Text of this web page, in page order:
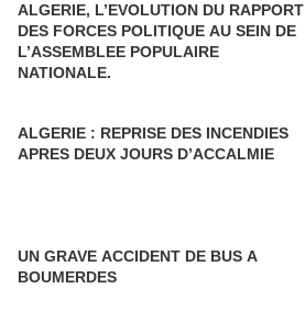
ALGERIE, L’EVOLUTION DU RAPPORT
DES FORCES POLITIQUE AU SEIN DE
L’ASSEMBLEE POPULAIRE
NATIONALE.
ALGERIE : REPRISE DES INCENDIES
APRES DEUX JOURS D’ACCALMIE
UN GRAVE ACCIDENT DE BUS A
BOUMERDES